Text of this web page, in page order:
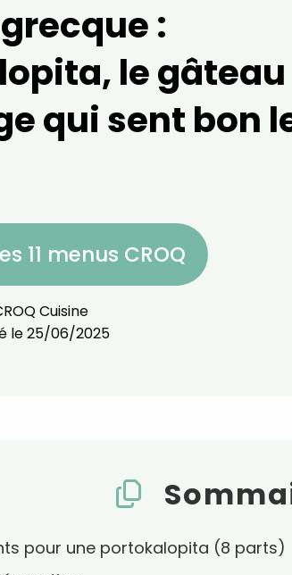
:
le gâteau
qui sent bon
11 menus CROQ
Cuisine
le25/06/2025
pour une portokalopita (8 parts)